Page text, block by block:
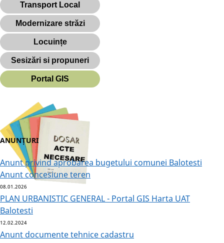
Transport Local
Modernizare străzi
Locuințe
Sesizări si propuneri
Portal GIS
ANUNȚURI
Anunt privind aprobarea bugetului comunei Balotesti
Anunt concesiune teren
08.01.2026
PLAN URBANISTIC GENERAL - Portal GIS Harta UAT
Balotesti
12.02.2024
Anunt documente tehnice cadastru